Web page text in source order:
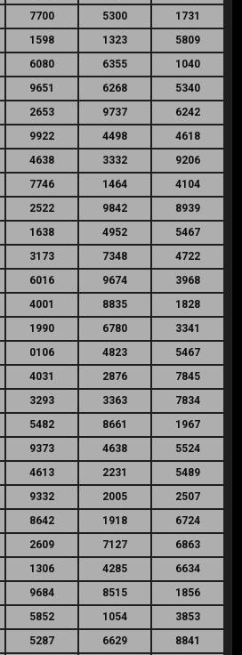
7700 5300
1731
1598 1323
5809
6080 6355
1040
9651 6268
5340
2653 9737
6242
9922 4498
4618
4638 3332
9206
7746 1464
4104
2522 9842
8939
1638 4952
5467
3173 7348
4722
6016 9674
3968
4001 8835
1828
1990 6780
3341
0106 4823
5467
4031 2876
7845
3293 3363
7834
5482 8661
1967
9373 4638
5524
4613 2231
5489
9332 2005
2507
8642 1918
6724
2609 7127
6863
1306 4285
6634
9684 8515
1856
5852 1054
3853
5287 6629
8841